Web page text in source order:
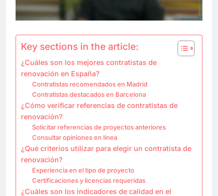
Key sections in the article:
¿Cuáles son los mejores contratistas de
renovación en España?
Contratistas recomendados en Madrid
Contratistas destacados en Barcelona
¿Cómo verificar referencias de contratistas de
renovación?
Solicitar referencias de proyectos anteriores
Consultar opiniones en línea
¿Qué criterios utilizar para elegir un contratista de
renovación?
Experiencia en el tipo de proyecto
Certificaciones y licencias requeridas
¿Cuáles son los indicadores de calidad en el